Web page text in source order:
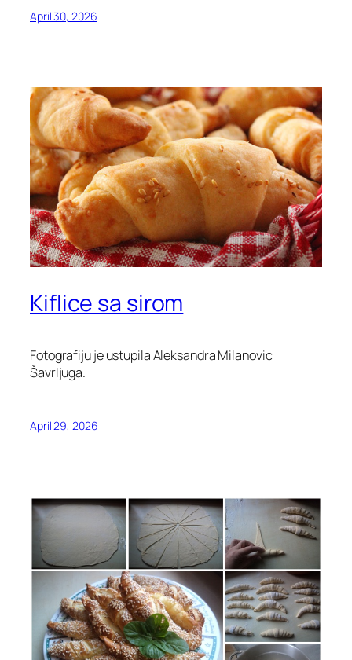
April 30, 2026
Kiflice sa sirom
Fotografiju je ustupila Aleksandra Milanovic
Šavrljuga.
April 29, 2026